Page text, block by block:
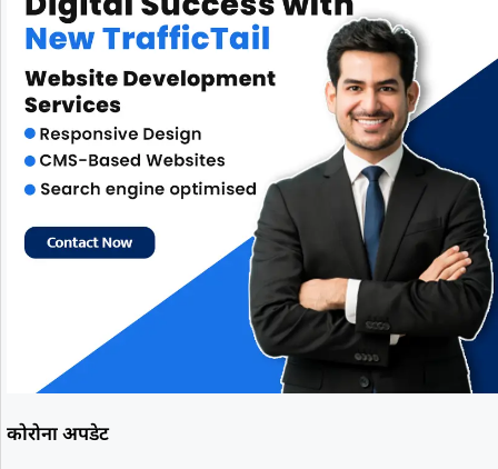
कोरोना अपडेट